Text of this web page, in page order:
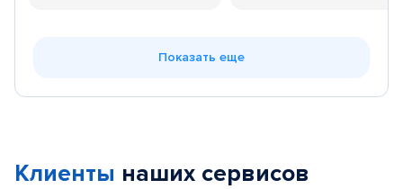
Показать еще
Клиенты наших сервисов